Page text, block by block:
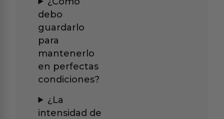
debo
guardarlo
para
mantenerlo
en perfectas
condiciones?
¿La
intensidad de